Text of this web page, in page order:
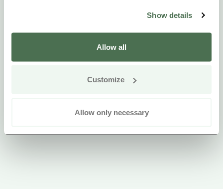
Show details
Allow all
Customize
Allow only necessary